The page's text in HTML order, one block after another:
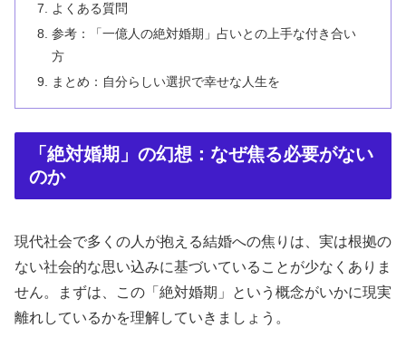
よくある質問
参考：「一億人の絶対婚期」占いとの上手な付き合い
方
まとめ：自分らしい選択で幸せな人生を
「絶対婚期」の幻想：なぜ焦る必要がない
のか
現代社会で多くの人が抱える結婚への焦りは、実は根拠の
ない社会的な思い込みに基づいていることが少なくありま
せん。まずは、この「絶対婚期」という概念がいかに現実
離れしているかを理解していきましょう。